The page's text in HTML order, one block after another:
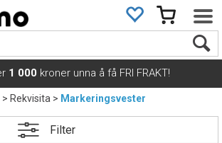
1 000 kroner unna å få FRI FRAKT!
Rekvisita> Markeringsvester
Filter